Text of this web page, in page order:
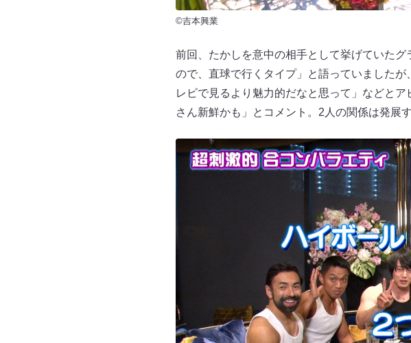
©吉本興業
前回、たかしを意中の相手として挙げていた
ので、直球で行くタイプ」と語っていました
レビで見るより魅力的だなと思って」などと
さん新鮮かも」とコメント。2人の関係は発展